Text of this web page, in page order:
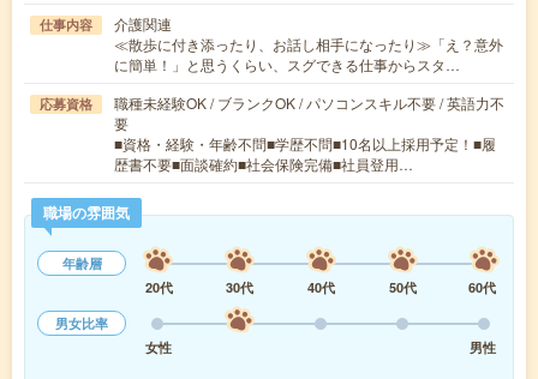
仕事内容
介護関連
≪散歩に付き添ったり、お話し相手になったり≫「え？意外
に簡単！」と思うくらい、スグできる仕事からスタ…
応募資格
職種未経験OK / ブランクOK / パソコンスキル不要 / 英語力不
要
■資格・経験・年齢不問■学歴不問■10名以上採用予定！■履
歴書不要■面談確約■社会保険完備■社員登用…
職場の雰囲気
年齢層
20代
30代 40代 50代
60代
男女比率
女性
男性